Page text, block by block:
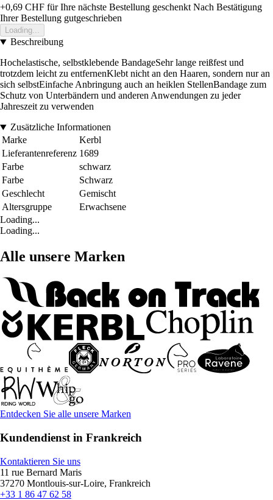
+0,69 CHF für Ihre nächste Bestellung geschenkt Nach Bestätigung
Ihrer Bestellung gutgeschrieben
Loading...
Beschreibung
Hochelastische, selbstklebende BandageSehr lange reißfest und
trotzdem leicht zu entfernenKlebt nicht an den Haaren, sondern nur an
sich selbstEinfache Anbringung auch an heiklen StellenBandage zum
Schutz von Unterbändern und anderen Anwendungen zu jeder
Jahreszeit zu verwenden
Zusätzliche Informationen
Marke
Kerbl
Lieferantenreferenz 1689
Farbe
schwarz
Farbe
Schwarz
Geschlecht
Gemischt
Altersgruppe
Erwachsene
Loading...
Loading...
Alle unsere Marken
Entdecken Sie alle unsere Marken
Kundendienst in Frankreich
Kontaktieren Sie uns
11 rue Bernard Maris
37270 Montlouis-sur-Loire, Frankreich
+33 1 86 47 62 58